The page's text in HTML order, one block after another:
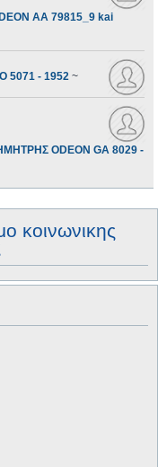
AA 79815_9 kai
5071 - 1952 ~
ODEON GA 8029 -
κοινωνικης